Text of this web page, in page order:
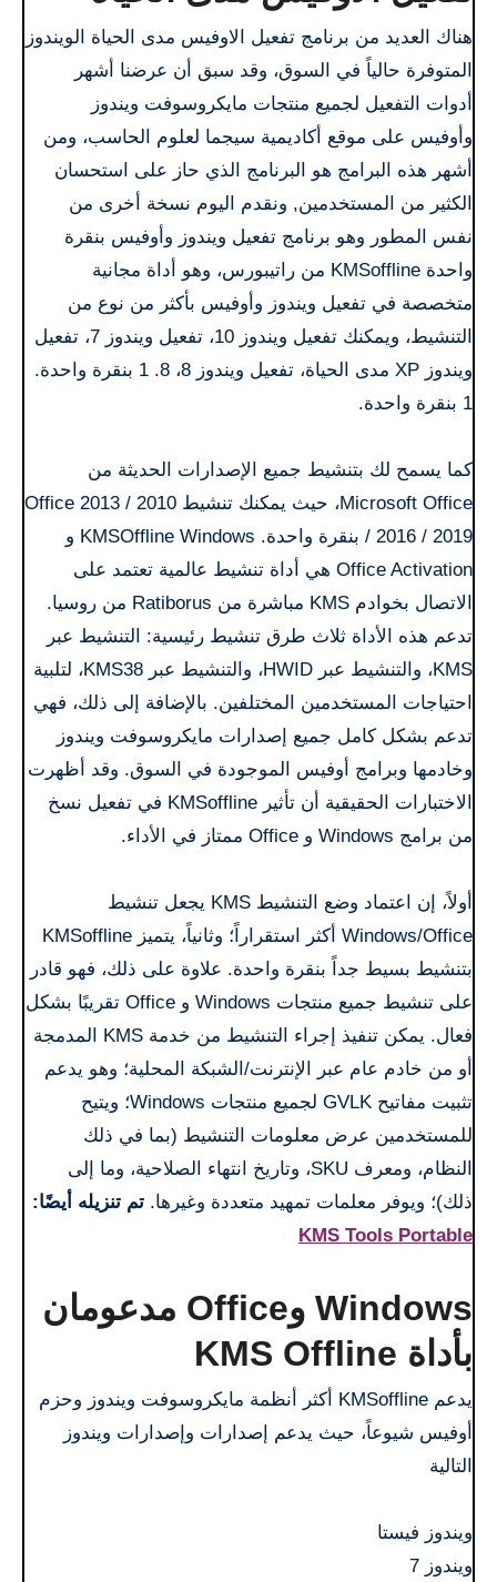
هناك العديد من برنامج تفعيل الاوفيس مدى الحياة الويندوز
المتوفرة حالياً في السوق، وقد سبق أن عرضنا أشهر
أدوات التفعيل لجميع منتجات مايكروسوفت ويندوز
وأوفيس على موقع أكاديمية سيجما لعلوم الحاسب، ومن
أشهر هذه البرامج هو البرنامج الذي حاز على استحسان
الكثير من المستخدمين, ونقدم اليوم نسخة أخرى من
نفس المطور وهو برنامج تفعيل ويندوز وأوفيس بنقرة
واحدة KMSoffline من راتيبورس، وهو أداة مجانية
متخصصة في تفعيل ويندوز وأوفيس بأكثر من نوع من
التنشيط، ويمكنك تفعيل ويندوز 10، تفعيل ويندوز 7، تفعيل
ويندوز XP مدى الحياة، تفعيل ويندوز 8، 8. 1 بنقرة واحدة.
1 بنقرة واحدة.
كما يسمح لك بتنشيط جميع الإصدارات الحديثة من
Microsoft Office، حيث يمكنك تنشيط Office 2013 / 2010
/ 2016 / 2019 بنقرة واحدة. KMSOffline Windows و
Office Activation هي أداة تنشيط عالمية تعتمد على
الاتصال بخوادم KMS مباشرة من Ratiborus من روسيا.
تدعم هذه الأداة ثلاث طرق تنشيط رئيسية: التنشيط عبر
KMS، والتنشيط عبر HWID، والتنشيط عبر KMS38، لتلبية
احتياجات المستخدمين المختلفين. بالإضافة إلى ذلك، فهي
تدعم بشكل كامل جميع إصدارات مايكروسوفت ويندوز
وخادمها وبرامج أوفيس الموجودة في السوق. وقد أظهرت
الاختبارات الحقيقية أن تأثير KMSoffline في تفعيل نسخ
من برامج Windows و Office ممتاز في الأداء.
أولاً، إن اعتماد وضع التنشيط KMS يجعل تنشيط
Windows/Office أكثر استقراراً؛ وثانياً، يتميز KMSoffline
بتنشيط بسيط جداً بنقرة واحدة. علاوة على ذلك، فهو قادر
على تنشيط جميع منتجات Windows و Office تقريبًا بشكل
فعال. يمكن تنفيذ إجراء التنشيط من خدمة KMS المدمجة
أو من خادم عام عبر الإنترنت/الشبكة المحلية؛ وهو يدعم
تثبيت مفاتيح GVLK لجميع منتجات Windows؛ ويتيح
للمستخدمين عرض معلومات التنشيط (بما في ذلك
النظام، ومعرف SKU، وتاريخ انتهاء الصلاحية، وما إلى
ذلك)؛ ويوفر معلمات تمهيد متعددة وغيرها. تم تنزيله أيضًا:
KMS Tools Portable
Windows وOffice مدعومان
بأداة KMS Offline
يدعم KMSoffline أكثر أنظمة مايكروسوفت ويندوز وحزم
أوفيس شيوعاً، حيث يدعم إصدارات وإصدارات ويندوز
التالية
ويندوز فيستا
ويندوز 7